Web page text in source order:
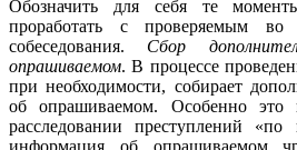
Обозначить для себя те
проработать с проверяемым во
собеседования. Сбор
опрашиваемом. В процессе
при необходимости, собирает
об опрашиваемом. Особенно
расследовании преступлений «по
информация об опрашиваемом